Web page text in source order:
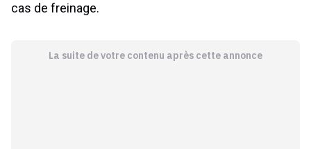
cas de freinage.
La suite de votre contenu après cette annonce